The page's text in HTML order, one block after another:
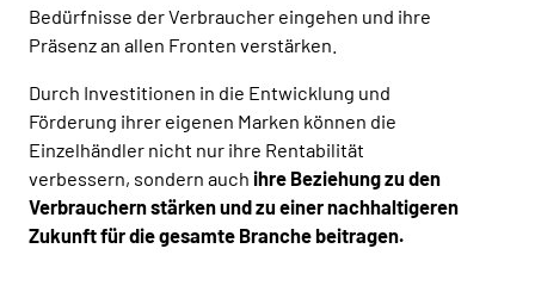
Bedürfnisse der Verbraucher eingehen und ihre
Präsenz an allen Fronten verstärken.
Durch Investitionen in die Entwicklung und
Förderung ihrer eigenen Marken können die
Einzelhändler nicht nur ihre Rentabilität
verbessern, sondern auch ihre Beziehung zu den
Verbrauchern stärken und zu einer nachhaltigeren
Zukunft für die gesamte Branche beitragen.